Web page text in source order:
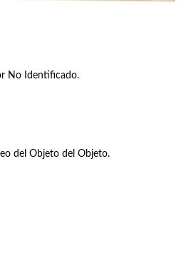
No Identificado.
del Objeto del Objeto.